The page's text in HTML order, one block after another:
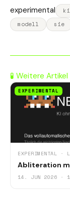
experimental
modell
sie
🧪 Weitere Artikel
EXPERIMENTAL
EXPERIMENTAL ·
Abliteration
14. JUN 2026 ·